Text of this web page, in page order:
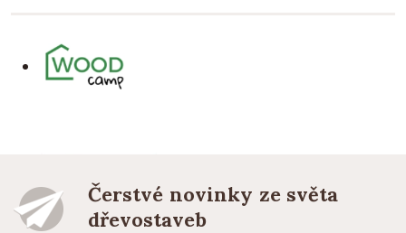
Čerstvé novinky ze světa
dřevostaveb